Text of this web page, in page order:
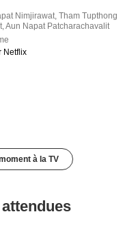
Nimjirawat ,Tham Tupthong
,Aun Napat Patcharachavalit
Netflix
à la TV